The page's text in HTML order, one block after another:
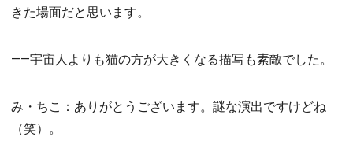
きた場面だと思います。
――宇宙人よりも猫の方が大きくなる描写も素敵でした。
み・ちこ：ありがとうございます。謎な演出ですけどね
（笑）。